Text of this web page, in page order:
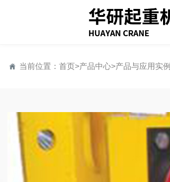
当前位置： 首页>产品中心>产品与应用实例